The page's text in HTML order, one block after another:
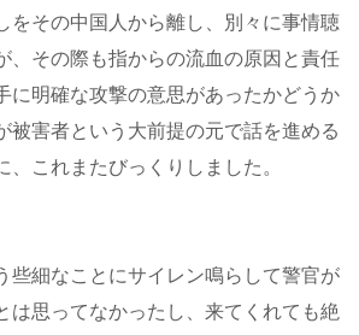
をその中国人から離し、別々に事情聴
、その際も指からの流血の原因と責任
に明確な攻撃の意思があったかどうか
被害者という大前提の元で話を進める
、これまたびっくりしました。
些細なことにサイレン鳴らして警官が
は思ってなかったし、来てくれても絶